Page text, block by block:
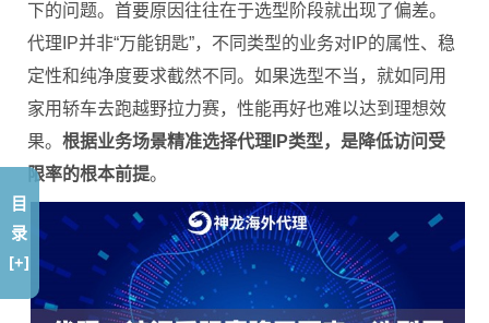
下的问题。首要原因往往在于选型阶段就出现了偏差。
代理IP并非“万能钥匙”，不同类型的业务对IP的属性、稳
定性和纯净度要求截然不同。如果选型不当，就如同用
家用轿车去跑越野拉力赛，性能再好也难以达到理想效
果。 根据业务场景精准选择代理IP类型，是降低访问受
限率的根本前提。
目
录
[+]